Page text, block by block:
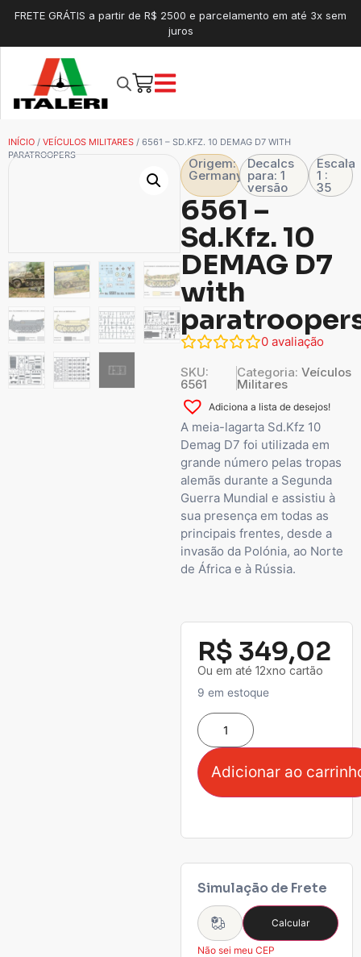
FRETE GRÁTIS a partir de R$ 2500 e parcelamento em até 3x sem
juros
INÍCIO / VEÍCULOS MILITARES / 6561 – SD.KFZ. 10 DEMAG D7 WITH
PARATROOPERS
Origem:
Germany
Decalcs
para: 1
versão
Escala
1 :
35
6561 –
Sd.Kfz. 10
DEMAG D7
with
0 avaliação
SKU:
6561
Categoria:Veículos
Militares
Adiciona a lista de desejos!
A meia-lagarta Sd.Kfz 10
Demag D7 foi utilizada em
grande número pelas tropas
alemãs durante a Segunda
Guerra Mundial e assistiu à
sua presença em todas as
principais frentes, desde a
invasão da Polónia, ao Norte
de África e à Rússia.
R$ 349,02
Ou em até 12xno cartão
9 em estoque
Adicionar ao
Simulação de Frete
Calcular
Não sei meu CEP